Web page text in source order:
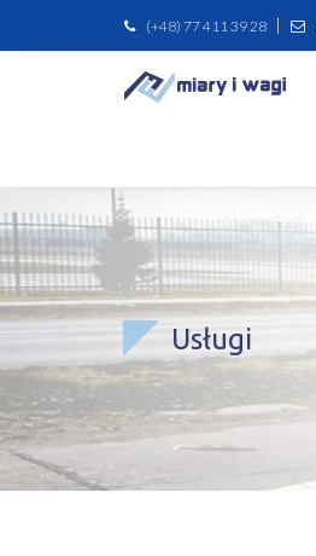
(+48) 77 411 39 28
Usługi